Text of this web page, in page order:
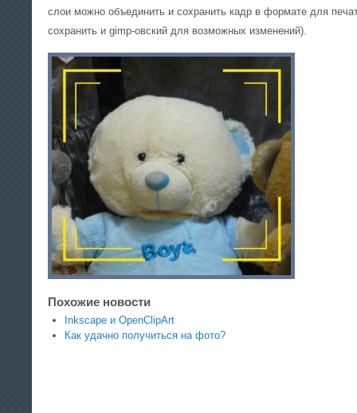
слои можно объединить и сохранить кадр в формате для
сохранить и gimp-овский для возможных изменений).
Похожие новости
Inkscape и OpenClipArt
Как удачно получиться на фото?